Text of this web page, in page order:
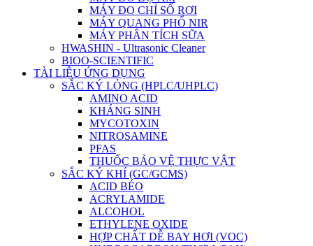
MÁY ĐO CHỈ SỐ RƠI
MÁY QUANG PHỔ NIR
MÁY PHÂN TÍCH SỮA
HWASHIN - Ultrasonic Cleaner
BIOO-SCIENTIFIC
TÀI LIỆU ỨNG DỤNG
SẮC KÝ LỎNG (HPLC/UHPLC)
AMINO ACID
KHÁNG SINH
MYCOTOXIN
NITROSAMINE
PFAS
THUỐC BẢO VỆ THỰC VẬT
SẮC KÝ KHÍ (GC/GCMS)
ACID BÉO
ACRYLAMIDE
ALCOHOL
ETHYLENE OXIDE
HỢP CHẤT DỄ BAY HƠI (VOC)